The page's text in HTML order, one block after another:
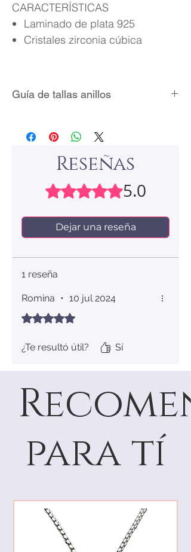
CARACTERÍSTICAS
Laminado de plata 925
Cristales zirconia cúbica
Guía de tallas anillos
Reseñas
Obtuvo 5 de 5 estrellas.
5.0
Dejar una reseña
1 reseña
Romina • 10 jul 2024
Obtuvo 5 de 5 estrellas.
¿Te resultó útil? Sí
para tí